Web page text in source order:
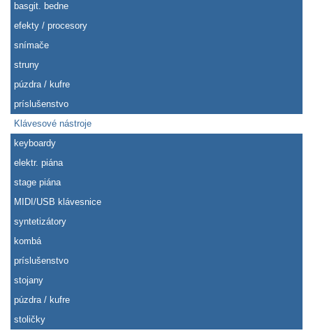
basgit. bedne
efekty / procesory
snímače
struny
púzdra / kufre
príslušenstvo
Klávesové nástroje
keyboardy
elektr. piána
stage piána
MIDI/USB klávesnice
syntetizátory
kombá
príslušenstvo
stojany
púzdra / kufre
stoličky